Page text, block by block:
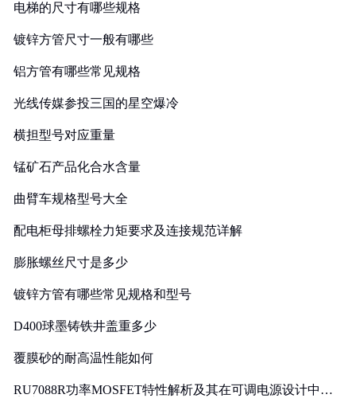
电梯的尺寸有哪些规格
镀锌方管尺寸一般有哪些
铝方管有哪些常见规格
光线传媒参投三国的星空爆冷
横担型号对应重量
锰矿石产品化合水含量
曲臂车规格型号大全
配电柜母排螺栓力矩要求及连接规范详解
膨胀螺丝尺寸是多少
镀锌方管有哪些常见规格和型号
D400球墨铸铁井盖重多少
覆膜砂的耐高温性能如何
RU7088R功率MOSFET特性解析及其在可调电源设计中的